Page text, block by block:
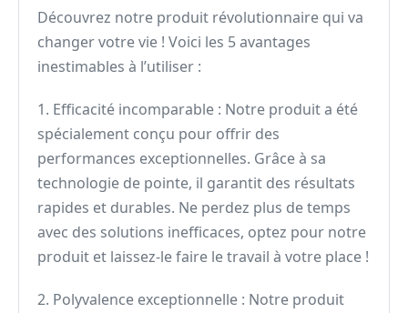
Découvrez notre produit révolutionnaire qui va
changer votre vie ! Voici les 5 avantages
inestimables à l’utiliser :
1. Efficacité incomparable : Notre produit a été
spécialement conçu pour offrir des
performances exceptionnelles. Grâce à sa
technologie de pointe, il garantit des résultats
rapides et durables. Ne perdez plus de temps
avec des solutions inefficaces, optez pour notre
produit et laissez-le faire le travail à votre place !
2. Polyvalence exceptionnelle : Notre produit